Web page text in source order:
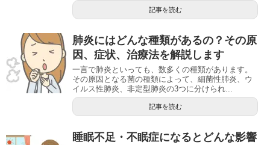
記事を読む
肺炎にはどんな種類があるの？その原
因、症状、治療法を解説します
一言で肺炎といっても、数多くの種類があります。
その原因となる菌の種類によって、細菌性肺炎、ウ
イルス性肺炎、非定型肺炎の3つに分けられ...
記事を読む
睡眠不足・不眠症になるとどんな影響